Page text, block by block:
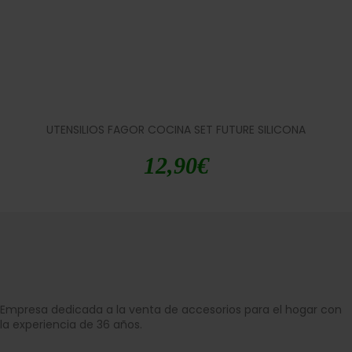
UTENSILIOS FAGOR COCINA SET FUTURE SILICONA
12,90€
Empresa dedicada a la venta de accesorios para el hogar con
la experiencia de 36 años.